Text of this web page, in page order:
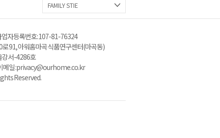
FAMILY STIE
업자등록번호 : 107-81-76324
91, 아워홈 마곡 식품연구센터(마곡동)
강서-4286호
메일 : privacy@ourhome.co.kr
Reserved.